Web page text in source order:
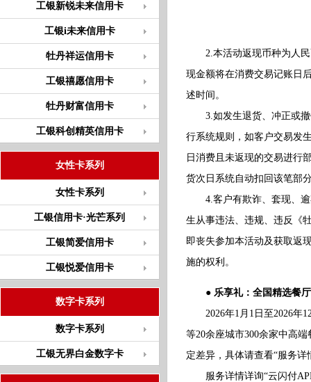
工银新锐未来信用卡
工银i未来信用卡
牡丹祥运信用卡
工银禧愿信用卡
牡丹财富信用卡
工银科创精英信用卡
女性卡系列
女性卡系列
工银信用卡·光芒系列
工银简爱信用卡
工银悦爱信用卡
数字卡系列
数字卡系列
工银无界白金数字卡
2.本活动返现币种为人民
现金额将在消费交易记账日
述时间。
3.如发生退货、冲正或撤
行系统规则，如客户交易发
日消费且未返现的交易进行
货次日系统自动扣回该笔部
4.客户有欺诈、套现、逾
生从事违法、违规、违反《
即丧失参加本活动及获取返
施的权利。
● 乐享礼：全国精选餐
2026年1月1日至2026年12
等20余座城市300余家中高
定差异，具体请查看“服务详
服务详情详询“云闪付